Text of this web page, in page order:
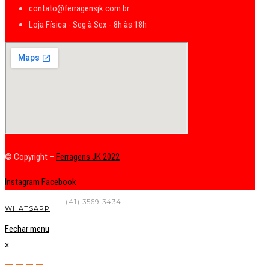
contato@ferragensjk.com.br
Loja Física - Seg à Sex - 8h às 18h
© Copyright – Ferragens JK 2022
Instagram Facebook
(41) 3569-3434
WHATSAPP
Fechar menu
×